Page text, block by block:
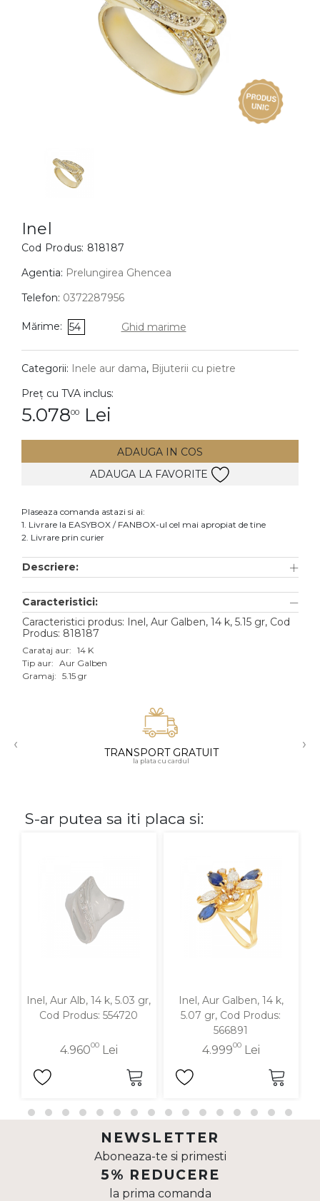
BIJUTERII COPII
Cercei
Bratari
Coliere
Lanturi
Pandantive
DIAMANTE Vezi toate
Cercei
Accesorii
Aur alb
Aur roz
Aur mixt
18K
Inel
Cod Produs: 818187
Agentia: Prelungirea Ghencea
Telefon: 0372287956
Mărime: 54 Ghid marime
Categorii: Inele aur dama, Bijuterii cu pietre
Preț cu TVA inclus:
5.07800 Lei
ADAUGA IN COS
ADAUGA LA FAVORITE
Plaseaza comanda astazi si ai:
1. Livrare la EASYBOX / FANBOX-ul cel mai apropiat de tine
2. Livrare prin curier
Descriere:
Caracteristici:
Caracteristici produs: Inel, Aur Galben, 14 k, 5.15 gr, Cod
Produs: 818187
Carataj aur: 14 K
Tip aur: Aur Galben
Gramaj: 5.15 gr
‹ TRANSPORT GRATUIT
la plata cu cardul
›
S-ar putea sa iti placa si:
Inel, Aur Alb, 14 k, 5.03 gr,
Cod Produs: 554720
4.96000Lei
Inel, Aur Galben, 14 k,
5.07 gr, Cod Produs:
566891
4.99900Lei
NEWSLETTER
Aboneaza-te si primesti
5% REDUCERE
la prima comanda